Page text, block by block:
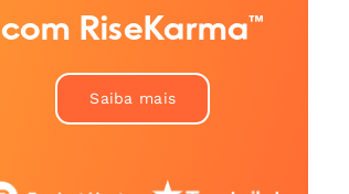
com RiseKarma™
Saiba mais